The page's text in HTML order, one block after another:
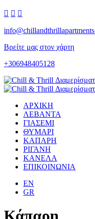
  
Βρείτε μας στον χάρτη
+306948405128
ΑΡΧΙΚΗ
ΛΕΒΑΝΤΑ
ΓΙΑΣΕΜΙ
ΘΥΜΑΡΙ
ΚΑΠΑΡΗ
ΡΙΓΑΝΗ
ΚΑΝΕΛΑ
ΕΠΙΚΟΙΝΩΝΙΑ
EN
GR